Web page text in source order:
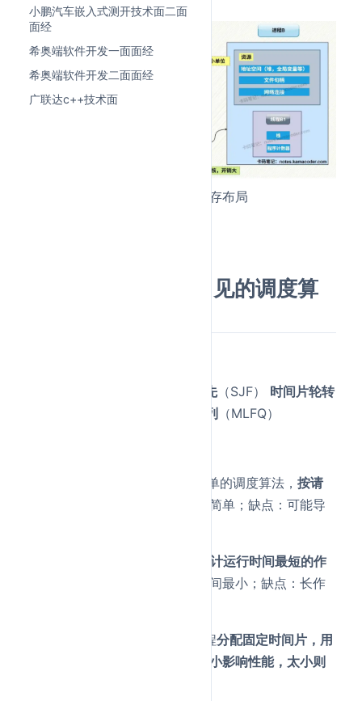
小鹏汽车嵌入式测开技术面二面
面经
希奥端软件开发一面面经
希奥端软件开发二面面经
广联达c++技术面
进程的基本机构和资源所有权
多进程模型和多线程模型的内存布局
2.操作系统的线程常见的调度算
短作业优先（SJF） 时间片轮转
多级反馈队列 （MLFQ）
先来先服务（FCFS）： 最简单的调度算法，按请
。优点：实现简单；缺点：可能导
估计运行时间最短的作
。优点：平均等待时间最小；缺点：长作
时间片轮转（RR）： 每个进程分配固定时间片，用
时间片大小影响性能，太小则